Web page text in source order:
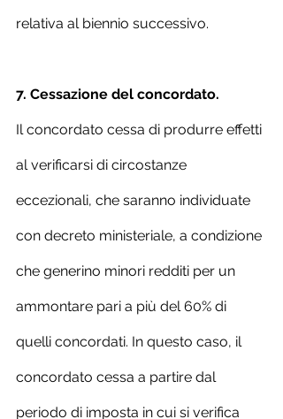
relativa al biennio successivo.
7. Cessazione del concordato.
Il concordato cessa di produrre effetti
al verificarsi di circostanze
eccezionali, che saranno individuate
con decreto ministeriale, a condizione
che generino minori redditi per un
ammontare pari a più del 60% di
quelli concordati. In questo caso, il
concordato cessa a partire dal
periodo di imposta in cui si verifica